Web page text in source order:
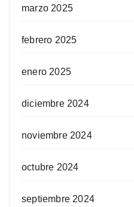
marzo 2025
febrero 2025
enero 2025
diciembre 2024
noviembre 2024
octubre 2024
septiembre 2024